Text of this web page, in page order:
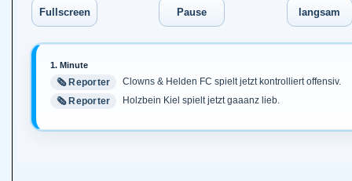
1. Minute
🗞️ Reporter
Clowns & Helden FC spielt jetzt kontrolliert offensiv.
🗞️ Reporter
Holzbein Kiel spielt jetzt gaaanz lieb.